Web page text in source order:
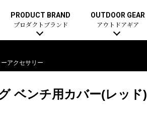
PRODUCT BRAND
プロダクトブランド
OUTDOOR GEAR
アウトドアギア
アクセサリー
ベンチ用カバー(レッド)